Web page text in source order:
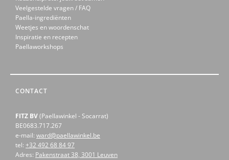
Veelgestelde vragen / FAQ
Paella-ingrediënten
Weetjes en woordenschat
Inspiratie en recepten
Paellaworkshops
CONTACT
FITZ BV(Paellawinkel - Socarrat)
BE0683.717.267
e-mail: ward@paellawinkel.be
tel: +32 492 68 84 97
Adres: Pakenstraat 38, 3001 Leuven